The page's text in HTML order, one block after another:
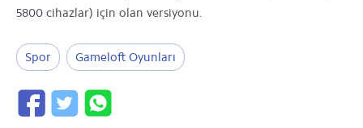
5800 cihazlar) için olan versiyonu.
Spor Gameloft Oyunları